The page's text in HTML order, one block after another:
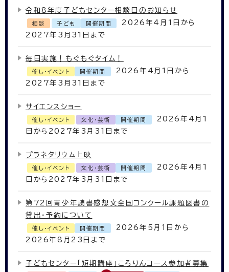
令和8年度子どもセンター相談日のお知らせ
相談 子ども 開催期間
2026年4月1日から
2027年3月31日まで
毎日実施！もぐもぐタイム！
催し・イベント 開催期間
2026年4月1日から
2027年3月31日まで
サイエンスショー
催し・イベント 文化・芸術 開催期間
2026年4月1
日から2027年3月31日まで
プラネタリウム上映
催し・イベント 文化・芸術 開催期間
2026年4月1
日から2027年3月31日まで
第72回青少年読書感想文全国コンクール課題図書の
貸出・予約について
催し・イベント 開催期間
2026年5月1日から
2026年8月23日まで
子どもセンター「短期講座」ころりんコース参加者募集